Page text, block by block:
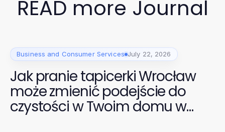
READ more Journal
Business and Consumer Services July 22, 2026
Jak pranie tapicerki Wrocław
może zmienić podejście do
czystości w Twoim domu w
2026 roku